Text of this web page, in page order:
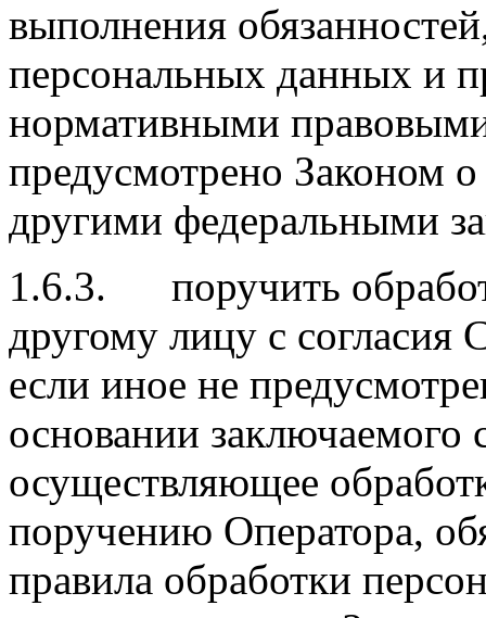
выполнения
персональных данных и
нормативными
предусмотрено Законом
другими федеральными
1.6.3. поручить
другому лицу с согласия
если иное не
основании
осуществляющее
поручению Оператора,
правила обработки